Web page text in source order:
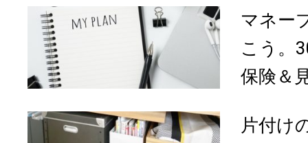
マネー
こう。
保険＆
片付け